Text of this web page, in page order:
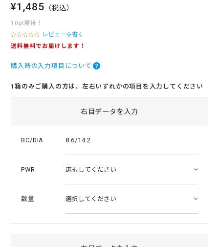
¥1,485 （税込）
10pt獲得！
0
.
t
r
レビューを書く
送料無料でお届けします！
購入時の入力項目について
1箱のみご購入の方は、左右いずれかの項目を入力してください
右目データを入力
BC/DIA 8.6/14.2
PWR
数量